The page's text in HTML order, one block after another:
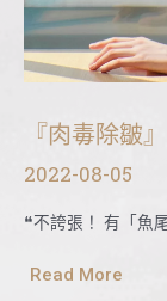
『肉毒除皺
2022-08-05
❝不誇張！ 有「魚
Read More